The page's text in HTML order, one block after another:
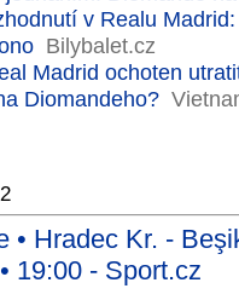
v Realu
Bilybalet.cz
Madrid ochoten
Diomandeho?
• Hradec Kr. ‐
19:00 - Sport.cz